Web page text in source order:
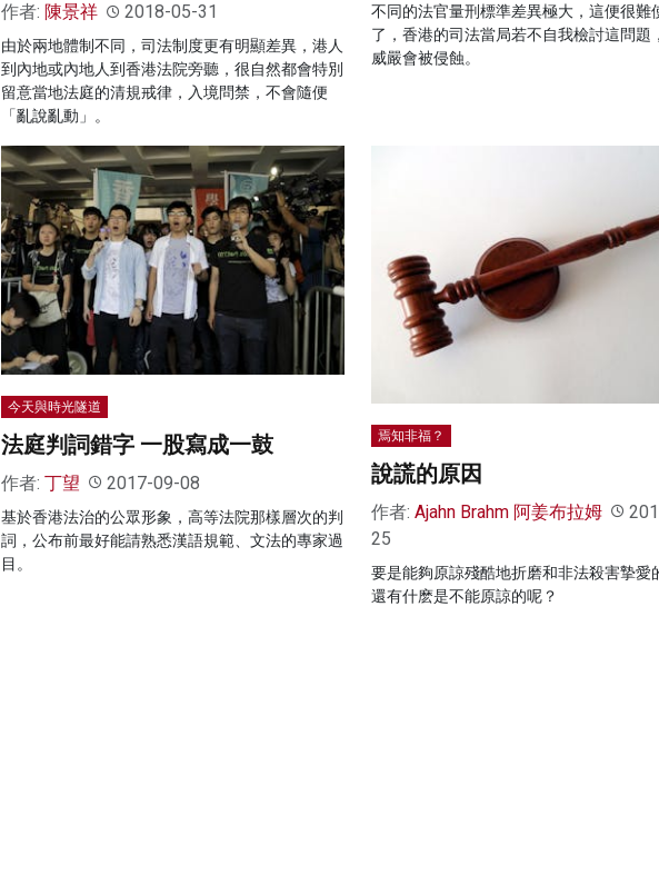
作者: 陳景祥 2018-05-31
由於兩地體制不同，司法制度更有明顯差異，港人
到內地或內地人到香港法院旁聽，很自然都會特別
留意當地法庭的清規戒律，入境問禁，不會隨便
「亂說亂動」。
不同的法官量刑標準差異極大，這便很難
了，香港的司法當局若不自我檢討這問題
威嚴會被侵蝕。
今天與時光隧道
法庭判詞錯字 一股寫成一鼓
作者: 丁望 2017-09-08
基於香港法治的公眾形象，高等法院那樣層次的判
詞，公布前最好能請熟悉漢語規範、文法的專家過
目。
焉知非福？
說謊的原因
作者: Ajahn Brahm 阿姜布拉姆
25
要是能夠原諒殘酷地折磨和非法殺害摯愛
還有什麽是不能原諒的呢？